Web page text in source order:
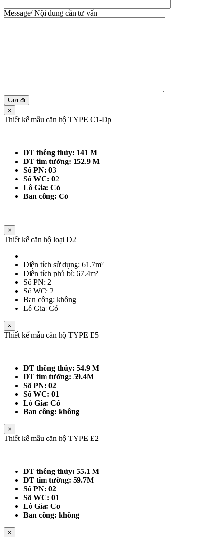
Message/ Nội dung cần tư vấn
×
Thiết kế mẫu căn hộ TYPE C1-Dp
DT thông thủy: 141 M
DT tim tường: 152.9 M
Số PN: 03
Số WC: 02
Lô Gia: Có
Ban công: Có
×
Thiết kế căn hộ loại D2
Diện tích sử dụng: 61.7m²
Diện tích phủ bì: 67.4m²
Số PN: 2
Số WC: 2
Ban công: không
Lô Gia: Có
×
Thiết kế mẫu căn hộ TYPE E5
DT thông thủy: 54.9 M
DT tim tường: 59.4M
Số PN: 02
Số WC: 01
Lô Gia: Có
Ban công: không
×
Thiết kế mẫu căn hộ TYPE E2
DT thông thủy: 55.1 M
DT tim tường: 59.7M
Số PN: 02
Số WC: 01
Lô Gia: Có
Ban công: không
×